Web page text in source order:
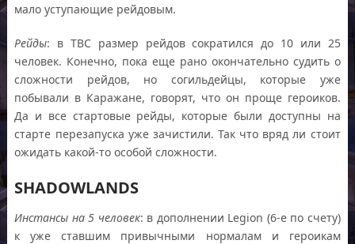
мало уступающие рейдовым.
Рейды: в TBC размер рейдов сократился до 10 или 25
человек. Конечно, пока еще рано окончательно судить о
сложности рейдов, но согильдейцы, которые уже
побывали в Каражане, говорят, что он проще героиков.
Да и все стартовые рейды, которые были доступны на
старте перезапуска уже зачистили. Так что вряд ли стоит
ожидать какой-то особой сложности.
SHADOWLANDS
Инстансы на 5 человек: в дополнении Legion (6-е по счету)
к уже ставшим привычными нормалам и героикам